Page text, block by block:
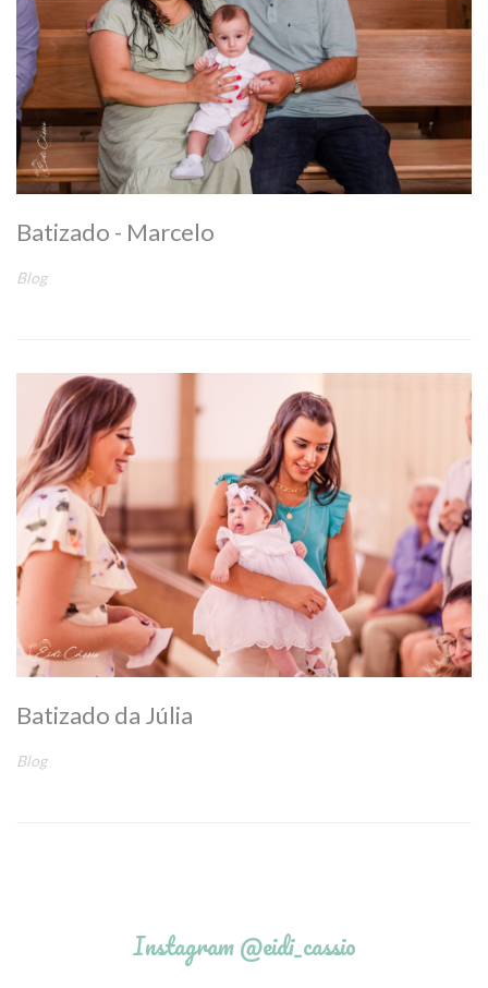
Batizado - Marcelo
Blog
Batizado da Júlia
Blog
Instagram @eidi_cassio